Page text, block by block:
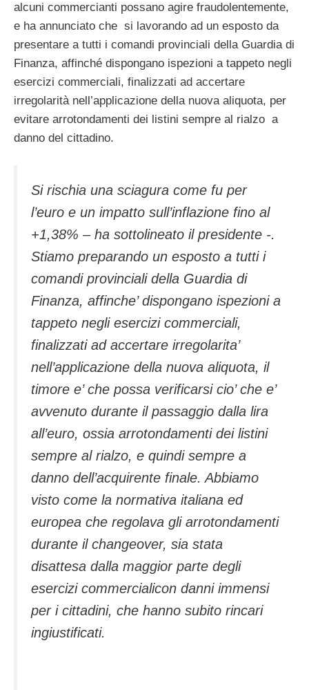
alcuni commercianti possano agire fraudolentemente,
e ha annunciato che si lavorando ad un esposto da
presentare a tutti i comandi provinciali della Guardia di
Finanza, affinché dispongano ispezioni a tappeto negli
esercizi commerciali, finalizzati ad accertare
irregolarità nell’applicazione della nuova aliquota, per
evitare arrotondamenti dei listini sempre al rialzo a
danno del cittadino.
Si rischia una sciagura come fu per
l’euro e un impatto sull’inflazione fino al
+1,38% – ha sottolineato il presidente -.
Stiamo preparando un esposto a tutti i
comandi provinciali della Guardia di
Finanza, affinche’ dispongano ispezioni a
tappeto negli esercizi commerciali,
finalizzati ad accertare irregolarita’
nell’applicazione della nuova aliquota, il
timore e’ che possa verificarsi cio’ che e’
avvenuto durante il passaggio dalla lira
all’euro, ossia arrotondamenti dei listini
sempre al rialzo, e quindi sempre a
danno dell’acquirente finale. Abbiamo
visto come la normativa italiana ed
europea che regolava gli arrotondamenti
durante il changeover, sia stata
disattesa dalla maggior parte degli
esercizi commercialicon danni immensi
per i cittadini, che hanno subito rincari
ingiustificati.